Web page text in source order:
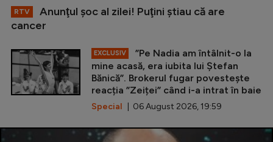
RTV
Anunţul şoc al zilei! Puţini ştiau că are
cancer
EXCLUSIV
”Pe Nadia am întâlnit-o la
mine acasă, era iubita lui Ștefan
Bănică”. Brokerul fugar povestește
reacția ”Zeiței” când i-a intrat în baie
Special | 06 August 2026, 19:59